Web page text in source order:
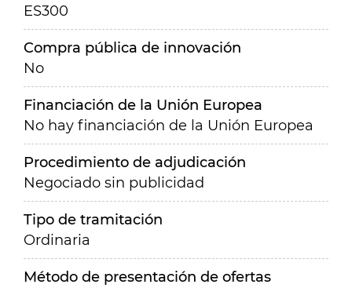
ES300
Compra pública de innovación
No
Financiación de la Unión Europea
No hay financiación de la Unión Europea
Procedimiento de adjudicación
Negociado sin publicidad
Tipo de tramitación
Ordinaria
Método de presentación de ofertas